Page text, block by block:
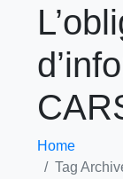
Home
Tag